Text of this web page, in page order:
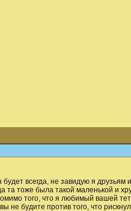
всегда, не завидую я
та тоже была такой маленькой и
того, что я любимый вашей
будите против того, что